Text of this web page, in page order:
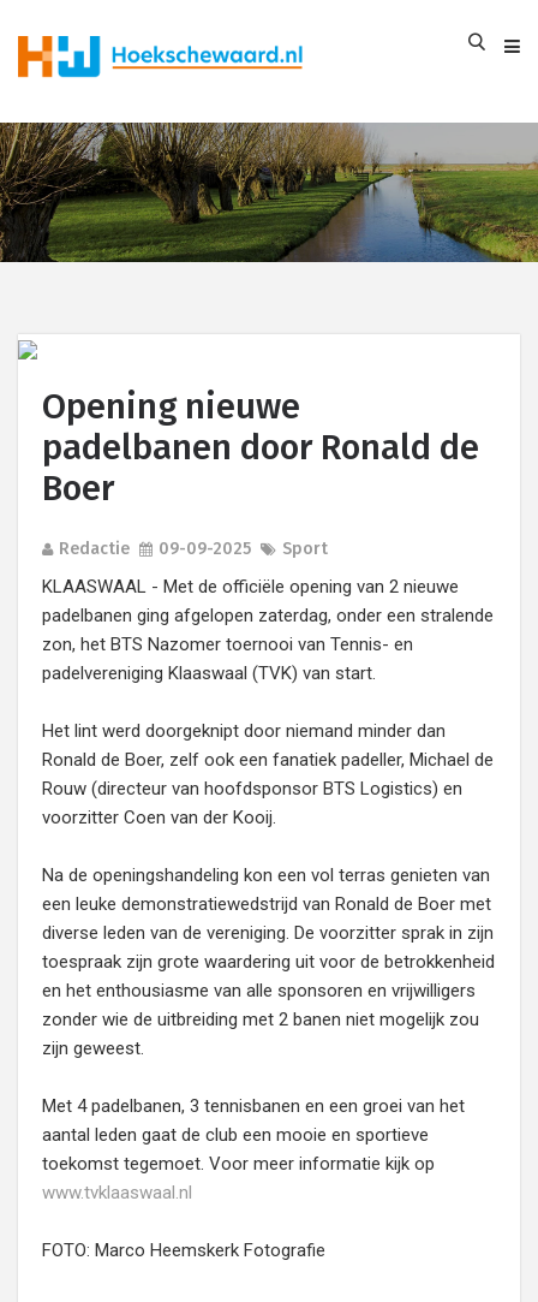
Opening nieuwe
padelbanen door Ronald de
Boer
Redactie 09-09-2025 Sport
KLAASWAAL - Met de officiële opening van 2 nieuwe
padelbanen ging afgelopen zaterdag, onder een stralende
zon, het BTS Nazomer toernooi van Tennis- en
padelvereniging Klaaswaal (TVK) van start.
Het lint werd doorgeknipt door niemand minder dan
Ronald de Boer, zelf ook een fanatiek padeller, Michael de
Rouw (directeur van hoofdsponsor BTS Logistics) en
voorzitter Coen van der Kooij.
Na de openingshandeling kon een vol terras genieten van
een leuke demonstratiewedstrijd van Ronald de Boer met
diverse leden van de vereniging. De voorzitter sprak in zijn
toespraak zijn grote waardering uit voor de betrokkenheid
en het enthousiasme van alle sponsoren en vrijwilligers
zonder wie de uitbreiding met 2 banen niet mogelijk zou
zijn geweest.
Met 4 padelbanen, 3 tennisbanen en een groei van het
aantal leden gaat de club een mooie en sportieve
toekomst tegemoet. Voor meer informatie kijk op
www.tvklaaswaal.nl
FOTO: Marco Heemskerk Fotografie